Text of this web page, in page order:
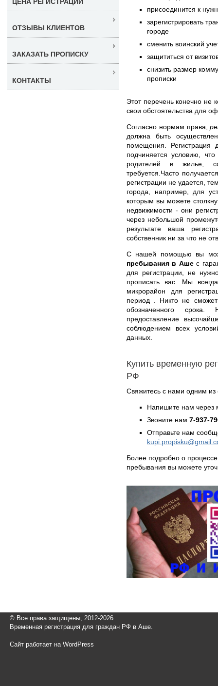
присоединится к
зарегистрировать
городе
сменить воинский
защититься от
снизить размер
прописки
Этот перечень конечно не
свои обстоятельства для
Согласно нормам права,
должна быть
помещения. Регистрация
подчиняется условию,
родителей в жилье,
требуется.Часто
регистрации не удается,
города, например, для
которым вы можете
недвижимости - они
через небольшой
результате ваша
собственник ни за что не
С нашей помощью вы
пребывания в Ашес
для регистрации, не
прописать вас. Мы
микрорайон для
период . Никто не
обозначенного
предоставление
соблюдением всех
данных.
Купить временную
РФ
Свяжитесь с нами одним
Напишите нам через
Звоните нам 7-937-
Отправьте нам
Более подробно о
пребывания вы можете
ОТЗЫВЫ КЛИЕНТОВ
ЗАКАЗАТЬ ПРОПИСКУ
КОНТАКТЫ
© Все права защищены, 2012-2026
Временная регистрация для граждан РФ в Аше.
Сайт работает на WordPress